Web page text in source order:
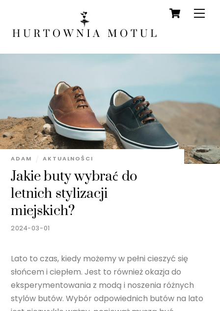
content
Cart
2024-03-01
Jakie buty wybrać do
letnich stylizacji
miejskich?
ADAM AKTUALNOŚCI
Lato to czas, kiedy możemy w pełni cieszyć się
słońcem i ciepłem. Jest to również okazja do
eksperymentowania z modą i noszenia różnych
stylów butów. Wybór odpowiednich butów na lato